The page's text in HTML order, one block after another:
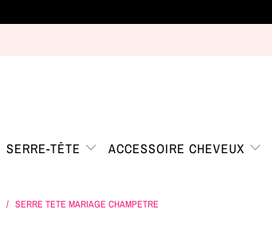
SERRE-TÊTE ACCESSOIRE CHEVEUX
/ SERRE TETE MARIAGE CHAMPETRE